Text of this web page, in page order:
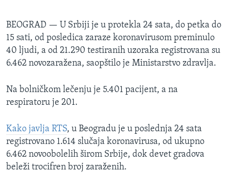
BEOGRAD — U Srbiji je u protekla 24 sata, do petka do
15 sati, od posledica zaraze koronavirusom preminulo
40 ljudi, a od 21.290 testiranih uzoraka registrovana su
6.462 novozaražena, saopštilo je Ministarstvo zdravlja.
Na bolničkom lečenju je 5.401 pacijent, a na
respiratoru je 201.
Kako javlja RTS, u Beogradu je u poslednja 24 sata
registrovano 1.614 slučaja koronavirusa, od ukupno
6.462 novoobolelih širom Srbije, dok devet gradova
beleži trocifren broj zaraženih.